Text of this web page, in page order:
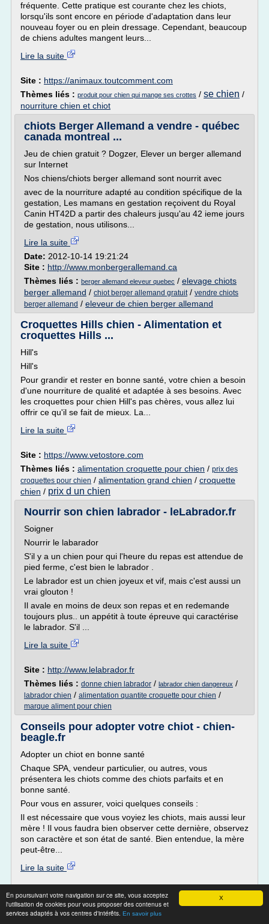
X
En poursuivant votre navigation sur ce site, vous acceptez
l'utilisation de cookies pour vous proposer des contenus et
services adaptés à vos centres d'intérêts. En savoir plus
fréquente. Cette pratique est courante chez les chiots,
lorsqu'ils sont encore en période d'adaptation dans leur
nouveau foyer ou en plein dressage. Cependant, beaucoup
de chiens adultes mangent leurs...
Lire la suite
Site : https://animaux.toutcomment.com
Thèmes liés : produit pour chien qui mange ses crottes / se chien /
nourriture chien et chiot
chiots Berger Allemand a vendre - québec
canada montreal ...
Jeu de chien gratuit ? Dogzer, Elever un berger allemand
sur Internet
Nos chiens/chiots berger allemand sont nourrit avec
avec de la nourriture adapté au condition spécifique de la
gestation, Les mamans en gestation reçoivent du Royal
Canin HT42D a partir des chaleurs jusqu'au 42 ieme jours
de gestation, nous utilisons...
Lire la suite
Date: 2012-10-14 19:21:24
Site : http://www.monbergerallemand.ca
Thèmes liés : berger allemand eleveur quebec / elevage chiots
berger allemand / chiot berger allemand gratuit/ vendre chiots
berger allemand / eleveur de chien berger allemand
Croquettes Hills chien - Alimentation et
croquettes Hills ...
Hill's
Hill's
Pour grandir et rester en bonne santé, votre chien a besoin
d'une nourriture de qualité et adaptée à ses besoins. Avec
les croquettes pour chien Hill's pas chères, vous allez lui
offrir ce qu'il se fait de mieux. La...
Lire la suite
Site : https://www.vetostore.com
Thèmes liés : alimentation croquette pour chien / prix des
croquettes pour chien / alimentation grand chien / croquette
chien / prix d un chien
Nourrir son chien labrador - leLabrador.fr
Soigner
Nourrir le labarador
S'il y a un chien pour qui l'heure du repas est attendue de
pied ferme, c'est bien le labrador .
Le labrador est un chien joyeux et vif, mais c'est aussi un
vrai glouton !
Il avale en moins de deux son repas et en redemande
toujours plus.. un appétit à toute épreuve qui caractérise
le labrador. S'il ...
Lire la suite
Site : http://www.lelabrador.fr
Thèmes liés : donne chien labrador / labrador chien dangereux /
labrador chien / alimentation quantite croquette pour chien /
marque aliment pour chien
Conseils pour adopter votre chiot - chien-
beagle.fr
Adopter un chiot en bonne santé
Chaque SPA, vendeur particulier, ou autres, vous
présentera les chiots comme des chiots parfaits et en
bonne santé.
Pour vous en assurer, voici quelques conseils :
Il est nécessaire que vous voyiez les chiots, mais aussi leur
mère ! Il vous faudra bien observer cette dernière, observez
son caractère et son état de santé. Bien entendue, la mère
peut-être...
Lire la suite
Site :http://chien-beagle.fr
Thèmes liés :chiot beagle 2 mois/adoption chien ou chiot/
adopter bebe chiot/chiot a adopter /nourriture chien et chiot